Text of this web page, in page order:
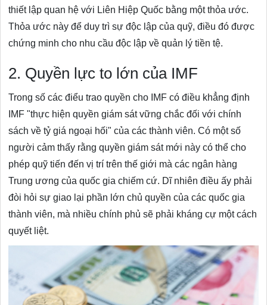
thiết lập quan hệ với Liên Hiệp Quốc bằng một thỏa ước.
Thỏa ước này để duy trì sự độc lập của quỹ, điều đó được
chứng minh cho nhu cầu độc lập về quản lý tiền tệ.
2. Quyền lực to lớn của IMF
Trong số các điểu trao quyền cho IMF có điều khẳng định
IMF "thực hiện quyền giám sát vững chắc đối với chính
sách về tỷ giá ngoại hối" của các thành viên. Có một số
người cảm thấy rằng quyền giám sát mới này có thể cho
phép quỹ tiến đến vị trí trên thế giới mà các ngân hàng
Trung ương của quốc gia chiếm cứ. Dĩ nhiên điều ấy phải
đòi hỏi sự giao lại phần lớn chủ quyền của các quốc gia
thành viên, mà nhiều chính phủ sẽ phải kháng cự một cách
quyết liệt.